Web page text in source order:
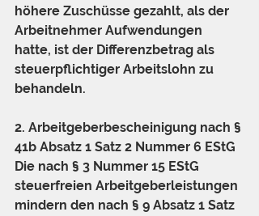
höhere Zuschüsse gezahlt, als der
Arbeitnehmer Aufwendungen
hatte, ist der Differenzbetrag als
steuerpflichtiger Arbeitslohn zu
behandeln.
2. Arbeitgeberbescheinigung nach §
41b Absatz 1 Satz 2 Nummer 6 EStG
Die nach § 3 Nummer 15 EStG
steuerfreien Arbeitgeberleistungen
mindern den nach § 9 Absatz 1 Satz